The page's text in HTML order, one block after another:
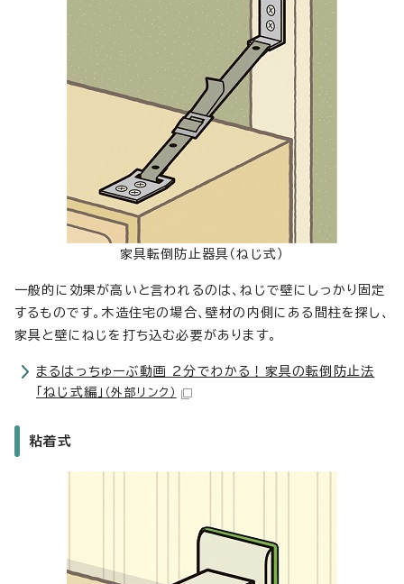
家具転倒防止器具（ねじ式）
一般的に効果が高いと言われるのは、ねじで壁にしっかり固定
するものです。木造住宅の場合、壁材の内側にある間柱を探し、
家具と壁にねじを打ち込む必要があります。
まるはっちゅーぶ動画 2分でわかる！家具の転倒防止法
「ねじ式編」 （外部リンク）
粘着式